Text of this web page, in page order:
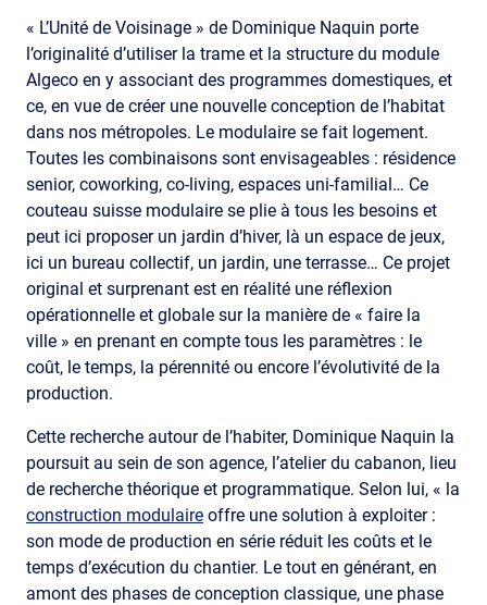
« L’Unité de Voisinage » de Dominique Naquin porte
l’originalité d’utiliser la trame et la structure du module
Algeco en y associant des programmes domestiques, et
ce, en vue de créer une nouvelle conception de l’habitat
dans nos métropoles. Le modulaire se fait logement.
Toutes les combinaisons sont envisageables : résidence
senior, coworking, co-living, espaces uni-familial… Ce
couteau suisse modulaire se plie à tous les besoins et
peut ici proposer un jardin d’hiver, là un espace de jeux,
ici un bureau collectif, un jardin, une terrasse… Ce projet
original et surprenant est en réalité une réflexion
opérationnelle et globale sur la manière de « faire la
ville » en prenant en compte tous les paramètres : le
coût, le temps, la pérennité ou encore l’évolutivité de la
production.
Cette recherche autour de l’habiter, Dominique Naquin la
poursuit au sein de son agence, l’atelier du cabanon, lieu
de recherche théorique et programmatique. Selon lui, « la
construction modulaire offre une solution à exploiter :
son mode de production en série réduit les coûts et le
temps d’exécution du chantier. Le tout en générant, en
amont des phases de conception classique, une phase